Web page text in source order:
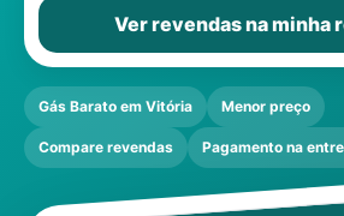
Ver revendas na minha
Gás Barato em Vitória Menor preço
Compare revendas Pagamento na